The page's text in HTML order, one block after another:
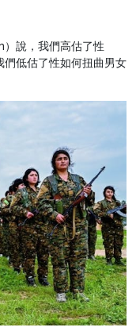
說，我們高估了性
們低估了性如何扭曲男女